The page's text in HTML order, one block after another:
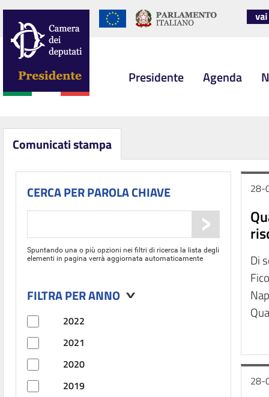
Presidente Agenda
Comunicati stampa
CERCA PER PAROLA CHIAVE
Spuntando una o più opzioni nei filtri di ricerca la lista degli
elementi in pagina verrà aggiornata automaticamente
FILTRA PER ANNO
2022
2021
2020
2019
28-
Di
28-